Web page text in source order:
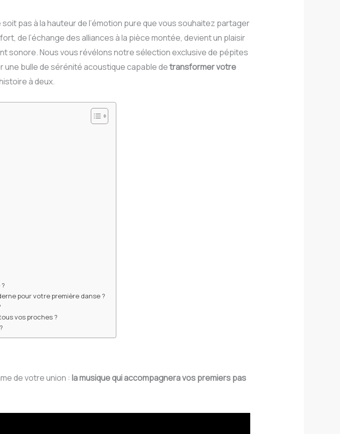
pas à la hauteur de l’émotion pure que vous souhaitez partager
de l’échange des alliances à la pièce montée, devient un plaisir
sonore. Nous vous révélons notre sélection exclusive de pépites
une bulle de sérénité acoustique capable detransformer votre
à deux.
pour votre première danse ?
vos proches ?
de votre union : la musique qui accompagnera vos premiers pas